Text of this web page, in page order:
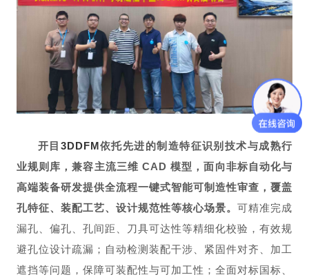
开目 3DDFM依托先进的制造特征识别技术与成熟行
业规则库，兼容主流三维 CAD 模型，面向非标自动化与
高端装备研发提供全流程一键式智能可制造性审查，覆盖
孔特征、装配工艺、设计规范性等核心场景。可精准完成
漏孔、偏孔、孔间距、刀具可达性等精细化校验，有效规
避孔位设计疏漏；自动检测装配干涉、紧固件对齐、加工
遮挡等问题，保障可装配性与可加工性；全面对标国标、